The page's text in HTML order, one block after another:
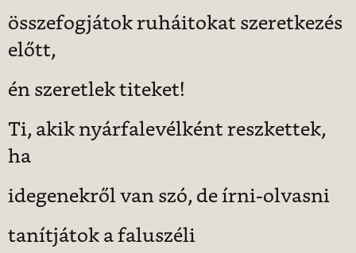
összefogjátok ruháitokat szeretkezés
előtt,
én szeretlek titeket!
Ti, akik nyárfalevélként reszkettek,
ha
idegenekről van szó, de írni-olvasni
tanítjátok a faluszéli